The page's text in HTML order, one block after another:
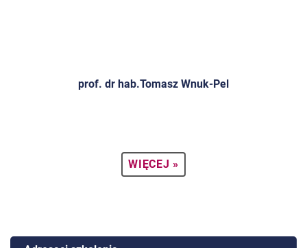
prof. dr hab.Tomasz Wnuk-Pel
WIĘCEJ »